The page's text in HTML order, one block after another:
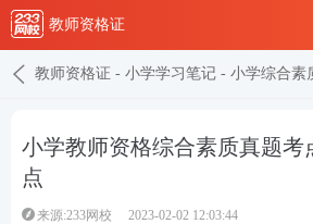
教师资格证
教师资格证 - 小学学习笔记 - 小学综合素
小学教师资格综合素质真题考
点
来源:233网校 2023-02-02 12:03:44